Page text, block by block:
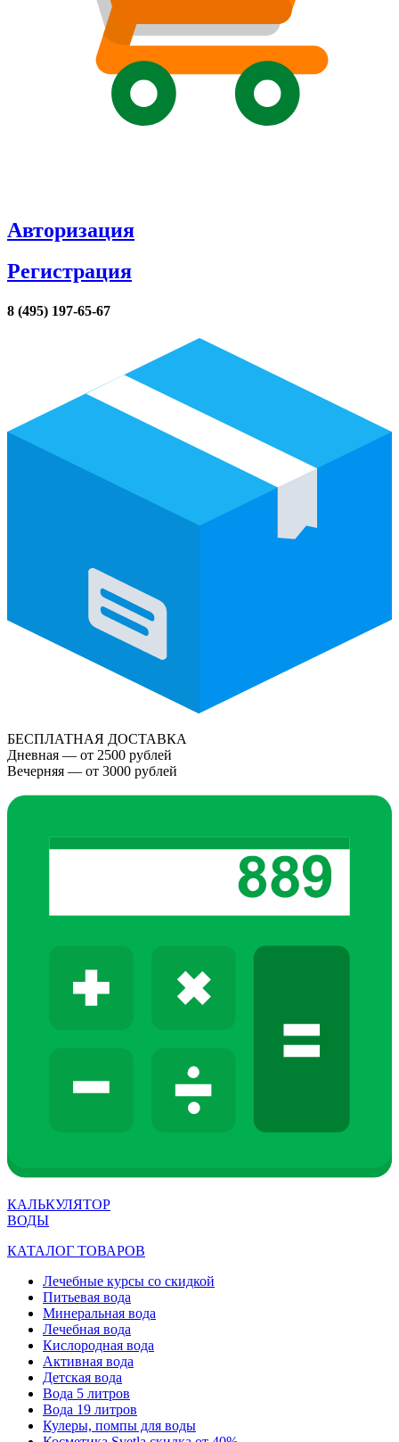
Авторизация
Регистрация
8 (495) 197-65-67
БЕСПЛАТНАЯ ДОСТАВКА
Дневная — от 2500 рублей
Вечерняя — от 3000 рублей
КАЛЬКУЛЯТОР
ВОДЫ
КАТАЛОГ ТОВАРОВ
Лечебные курсы со скидкой
Питьевая вода
Минеральная вода
Лечебная вода
Кислородная вода
Активная вода
Детская вода
Вода 5 литров
Вода 19 литров
Кулеры, помпы для воды